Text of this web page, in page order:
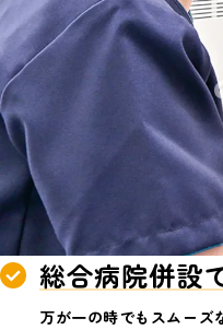
総合病院併設
万が一の時でもスムーズ